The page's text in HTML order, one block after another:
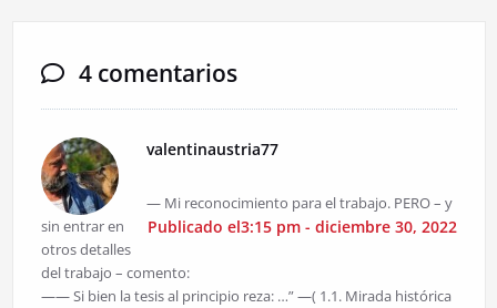
4 comentarios
valentinaustria77
Publicado el3:15 pm - diciembre 30, 2022
— Mi reconocimiento para el trabajo. PERO – y
sin entrar en
otros detalles
del trabajo – comento:
—— Si bien la tesis al principio reza: …” —( 1.1. Mirada histórica